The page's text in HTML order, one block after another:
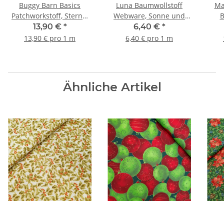
Buggy Barn Basics
Patchworkstoff, Sterne,
terracotta
13,90 € *
13,90 € pro 1 m
Luna Baumwollstoff
Webware, Sonne und
Mond, burgundy, gelb,
gold
6,40 € *
6,40 € pro 1 m
Ähnliche Artikel